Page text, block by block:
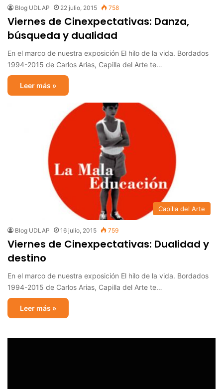
Blog UDLAP 22 julio, 2015 758
Viernes de Cinexpectativas: Danza,
búsqueda y dualidad
En el marco de nuestra exposición El hilo de la vida. Bordados
1994-2015 de Carlos Arias, Capilla del Arte te…
Leer más »
Capilla del Arte
Blog UDLAP 16 julio, 2015 759
Viernes de Cinexpectativas: Dualidad y
destino
En el marco de nuestra exposición El hilo de la vida. Bordados
1994-2015 de Carlos Arias, Capilla del Arte te…
Leer más »